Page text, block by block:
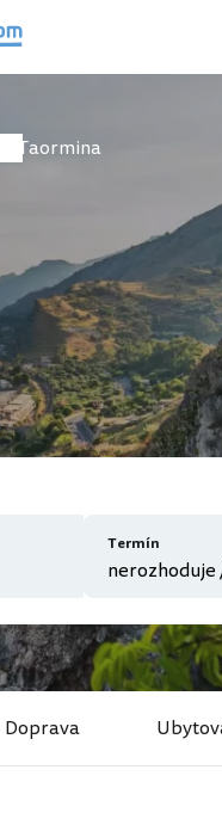
Taormina
Termín
Doprava